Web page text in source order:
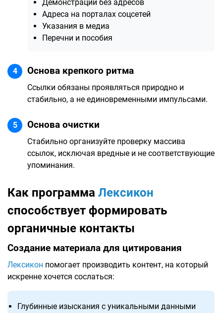
Демонстрации без адресов
Адреса на порталах соцсетей
Указания в медиа
Перечни и пособия
4 Основа крепкого ритма
Ссылки обязаны проявляться природно и
стабильно, а не единовременными импульсами.
5 Основа очистки
Стабильно организуйте проверку массива
ссылок, исключая вредные и не соответствующие
упоминания.
Как программа Лексикон
способствует формировать
органичные контакты
Создание материала для цитирования
Лексикон помогает производить контент, на который
искренне хочется сослаться:
Глубинные изыскания с уникальными данными